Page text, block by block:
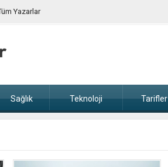
Yazarlar
Sağlık Teknoloji Tarifler